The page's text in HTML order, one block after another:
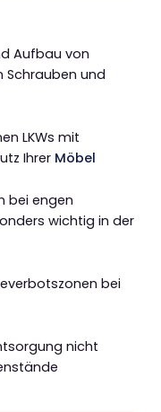
Aufbau von
Schrauben und
LKWs mit
Ihrer Möbel
bei engen
wichtig in der
bei
nicht